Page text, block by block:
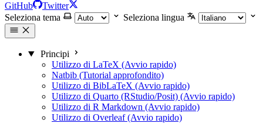
GitHub
Twitter
Seleziona tema
Seleziona lingua
Principi
Utilizzo di LaTeX (Avvio rapido)
Natbib (Tutorial approfondito)
Utilizzo di BibLaTeX (Avvio rapido)
Utilizzo di Quarto (RStudio/Posit) (Avvio rapido)
Utilizzo di R Markdown (Avvio rapido)
Utilizzo di Overleaf (Avvio rapido)